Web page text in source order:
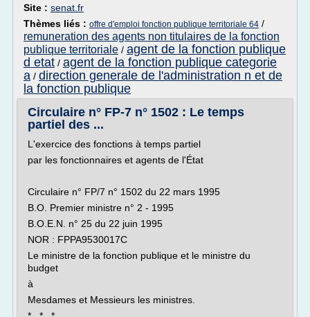
Site : senat.fr
Thèmes liés : offre d'emploi fonction publique territoriale 64 /
remuneration des agents non titulaires de la fonction
publique territoriale / agent de la fonction publique
d etat / agent de la fonction publique categorie
a / direction generale de l'administration n et de
la fonction publique
Circulaire n° FP-7 n° 1502 : Le temps
partiel des ...
L'exercice des fonctions à temps partiel
par les fonctionnaires et agents de l'État
Circulaire n° FP/7 n° 1502 du 22 mars 1995
B.O. Premier ministre n° 2 - 1995
B.O.E.N. n° 25 du 22 juin 1995
NOR : FPPA9530017C
Le ministre de la fonction publique et le ministre du
budget
à
Mesdames et Messieurs les ministres.